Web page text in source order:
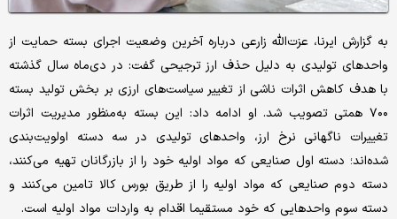
به گزارش ایرنا، عزت‌الله زارعی درباره آخرین وضعیت اجرای بسته حمایت از
واحدهای تولیدی به دلیل حذف ارز ترجیحی گفت: در دی‌ماه سال گذشته
با هدف کاهش اثرات ناشی از تغییر سیاست‌های ارزی بر بخش تولید بسته
۷۰۰ همتی تصویب شد. او ادامه داد: این بسته به‌منظور مدیریت اثرات
تغییرات ناگهانی نرخ ارز، واحدهای تولیدی در سه دسته اولویت‌بندی
شده‌اند؛ دسته اول صنایعی که مواد اولیه خود را از بازرگانان تهیه می‌کنند،
دسته دوم صنایعی که مواد اولیه را از طریق بورس کالا تامین می‌کنند و
دسته سوم واحدهایی که خود مستقیما اقدام به واردات مواد اولیه است.